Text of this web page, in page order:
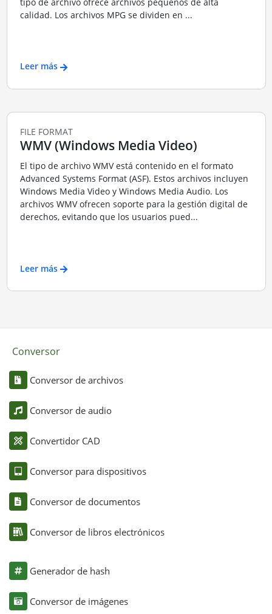
calidad. Los archivos MPG se dividen en ...
Leer más
FILE FORMAT
WMV (Windows Media Video)
El tipo de archivo WMV está contenido en el formato
Advanced Systems Format (ASF). Estos archivos incluyen
Windows Media Video y Windows Media Audio. Los
archivos WMV ofrecen soporte para la gestión digital de
derechos, evitando que los usuarios pued...
Leer más
Conversor
Conversor de archivos
Conversor de audio
Convertidor CAD
Conversor para dispositivos
Conversor de documentos
Conversor de libros electrónicos
Generador de hash
Conversor de imágenes